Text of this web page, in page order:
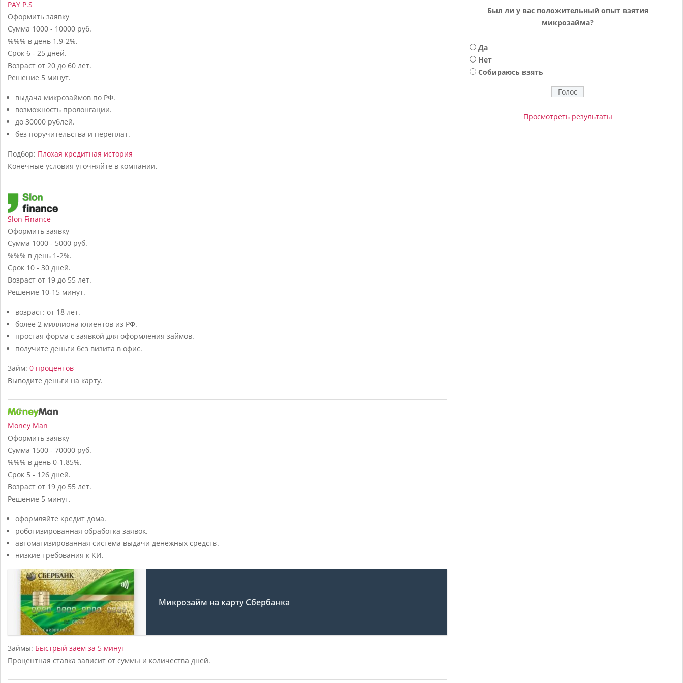
PAY P.S
Оформить заявку
Сумма 1000 - 10000 руб.
%%% в день 1.9-2%.
Срок 6 - 25 дней.
Возраст от 20 до 60 лет.
Решение 5 минут.
выдача микрозаймов по РФ.
возможность пролонгации.
до 30000 рублей.
без поручительства и переплат.
Подбор: Плохая кредитная история
Конечные условия уточняйте в компании.
Slon Finance
Оформить заявку
Сумма 1000 - 5000 руб.
%%% в день 1-2%.
Срок 10 - 30 дней.
Возраст от 19 до 55 лет.
Решение 10-15 минут.
возраст: от 18 лет.
более 2 миллиона клиентов из РФ.
простая форма с заявкой для оформления займов.
получите деньги без визита в офис.
Займ: 0 процентов
Выводите деньги на карту.
Money Man
Оформить заявку
Сумма 1500 - 70000 руб.
%%% в день 0-1.85%.
Срок 5 - 126 дней.
Возраст от 19 до 55 лет.
Решение 5 минут.
оформляйте кредит дома.
роботизированная обработка заявок.
автоматизированная система выдачи денежных средств.
низкие требования к КИ.
Микрозайм на карту Сбербанка
Займы: Быстрый заём за 5 минут
Процентная ставка зависит от суммы и количества дней.
Был ли у вас положительный опыт взятия
микрозайма?
Да
Нет
Собираюсь взять
Просмотреть результаты